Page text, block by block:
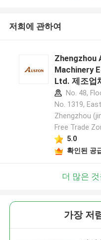
저희에 관하여
Zhengzhou
Machinery
Ltd. 제조업
No. 48,
No. 1319,
Zhengzhou
Free Trade
5.0
확인된 공
더 많은
가장 저